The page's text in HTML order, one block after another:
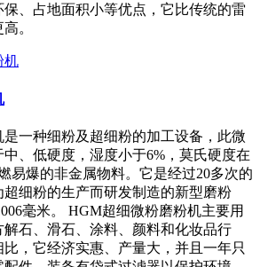
、占地面积小等优点，它比传统的雷
。
是一种细粉及超细粉的加工设备，此微
、低硬度，湿度小于6%，莫氏硬度在
易爆的非金属物料。它是经过20多次的
细粉的生产而研发制造的新型磨粉
毫米。 HGM超细微粉磨粉机主要用
石、滑石、涂料、颜料和化妆品行
，它经济实惠、产量大，并且一年只